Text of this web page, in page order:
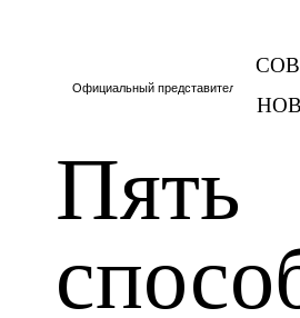
Официальный представитель Тритон в
Пять